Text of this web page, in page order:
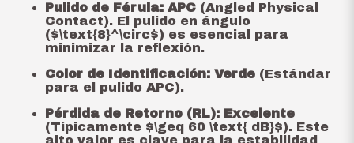
Pulido de Férula: APC(Angled Physical
Contact). El pulido en ángulo
($\text{8}^\circ$) es esencial para
minimizar la reflexión.
Color de Identificación: Verde(Estándar
para el pulido APC).
Pérdida de Retorno (RL): Excelente
(Típicamente $\geq 60 \text{ dB}$). Este
alto valor es clave para la estabilidad